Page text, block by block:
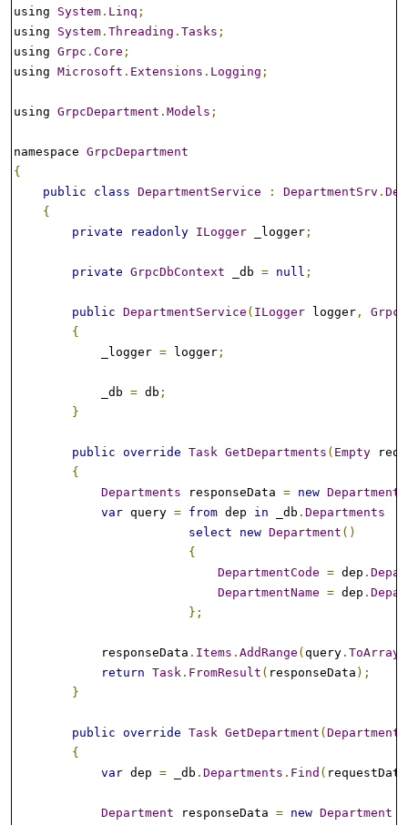
using System . Linq ;
using System . Threading . Tasks ;
using Grpc . Core ;
using Microsoft . Extensions . Logging ;
using GrpcDepartment . Models ;
namespace GrpcDepartment
{
public
class DepartmentService : DepartmentSrv .
{
private
readonly ILogger _logger ;
private GrpcDbContext _db = null ;
public DepartmentService ( ILogger logger ,
{
            _logger
= logger ;
            _db
= db ;
}
public override Task GetDepartments ( Empty
{
Departments responseData = new Departments
var query = from dep in _db . Departments
select
new Department ()
{
DepartmentCode = dep .
DepartmentName = dep .
};
            responseData
. Items . AddRange ( query . ToArray
return Task . FromResult ( responseData );
}
public override Task GetDepartment (
{
var dep = _db . Departments . Find ( requestData
Department responseData = new Department